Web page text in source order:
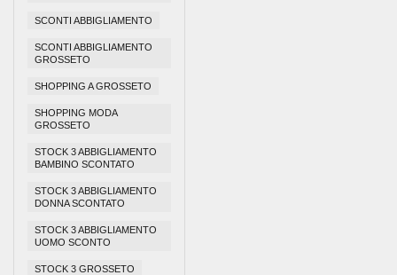
SCONTI ABBIGLIAMENTO
SCONTI ABBIGLIAMENTO
GROSSETO
SHOPPING A GROSSETO
SHOPPING MODA
GROSSETO
STOCK 3 ABBIGLIAMENTO
BAMBINO SCONTATO
STOCK 3 ABBIGLIAMENTO
DONNA SCONTATO
STOCK 3 ABBIGLIAMENTO
UOMO SCONTO
STOCK 3 GROSSETO